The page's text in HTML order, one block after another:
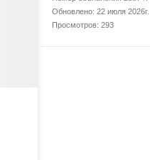
Обновлено: 22 июля 2026г.
Просмотров: 293